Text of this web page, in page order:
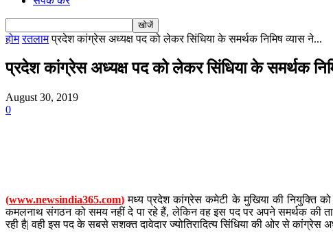
होम रतलाम प्रदेश कांग्रेस अध्यक्ष पद को लेकर सिंधिया के समर्थक निमिष व्यास ने...
प्रदेश कांग्रेस अध्यक्ष पद को लेकर सिंधिया के समर्थक
August 30, 2019
0
(www.newsindia365.com) मध्य प्रदेश कांग्रेस कमेटी के मुखिया की नियुक्ति
कमलनाथ संगठन को समय नहीं दे पा रहे हैं, लेकिन वह इस पद पर अपने समर्थक की
रही है| वही इस पद के सबसे सशक्त दावेदार ज्योतिरादित्य सिंधिया की ओर से कांग्रेस